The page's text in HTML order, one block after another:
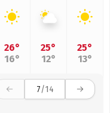
26°
16°
25°
12°
25°
13°
7/14